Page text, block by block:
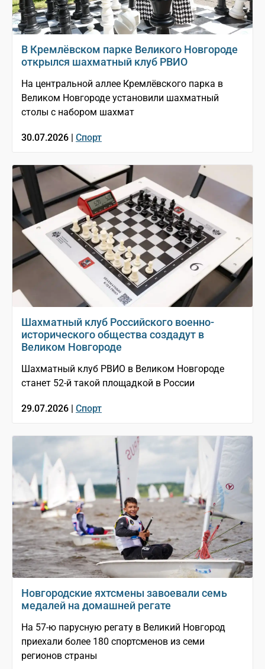
В Кремлёвском парке Великого Новгороде
открылся шахматный клуб РВИО
На центральной аллее Кремлёвского парка в
Великом Новгороде установили шахматный
столы с набором шахмат
30.07.2026 | Спорт
Шахматный клуб Российского военно-
исторического общества создадут в
Великом Новгороде
Шахматный клуб РВИО в Великом Новгороде
станет 52-й такой площадкой в России
29.07.2026 | Спорт
Новгородские яхтсмены завоевали семь
медалей на домашней регате
На 57-ю парусную регату в Великий Новгород
приехали более 180 спортсменов из семи
регионов страны